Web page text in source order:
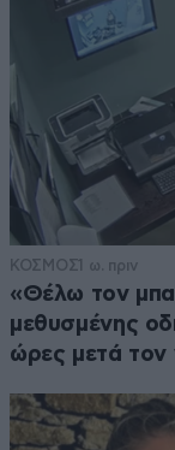
ΚΟΣΜΟΣ1 ω. πριν
«Θέλω τον
μεθυσμένης
ώρες μετά τον